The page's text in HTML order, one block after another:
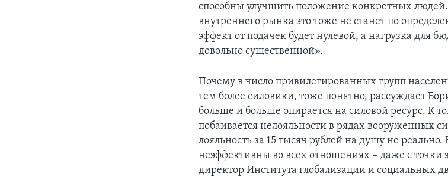
способны улучшить положение конкретных
внутреннего рынка это тоже не станет по
эффект от подачек будет нулевой, а нагрузка для
довольно существенной».
Почему в число привилегированных групп
тем более силовики, тоже понятно, рассуждает
больше и больше опирается на силовой ресурс. К
побаивается нелояльности в рядах вооруженных
лояльность за 15 тысяч рублей на душу не
неэффективны во всех отношениях – даже с точки
директор Института глобализации и социальных